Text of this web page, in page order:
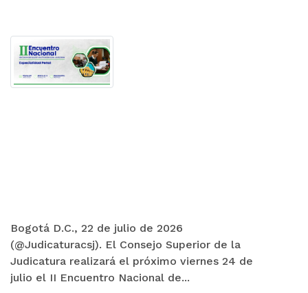
Bogotá D.C., 22 de julio de 2026
(@Judicaturacsj). El Consejo Superior de la
Judicatura realizará el próximo viernes 24 de
julio el II Encuentro Nacional de...